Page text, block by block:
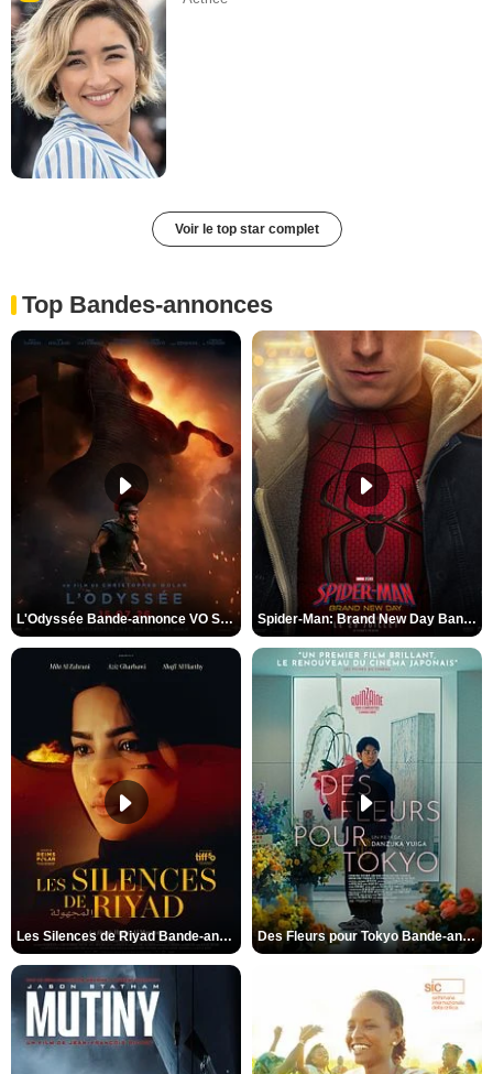
Voir le top star complet
Top Bandes-annonces
L'Odyssée Bande-annonce VO STFR Spider-Man: Brand New Day Bande-annonce VO STFR
Les Silences de Riyad Bande-annonce VO STFR Des Fleurs pour Tokyo Bande-annonce VO STFR